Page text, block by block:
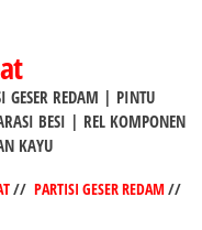
REDAM | PINTU
BESI | REL KOMPONEN
KAYU
// PARTISI GESER REDAM//